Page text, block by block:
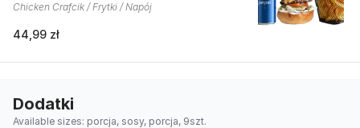
Chicken Crafcik / Frytki / Napój
44,99 zł
Dodatki
Available sizes: porcja, sosy, porcja, 9szt.